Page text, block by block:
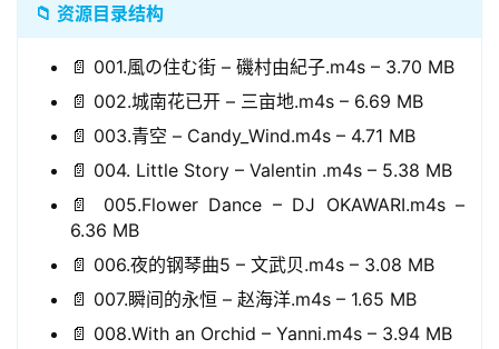
📁 资源目录结构
📄 001.風の住む街 – 磯村由紀子.m4s – 3.70 MB
📄 002.城南花已开 – 三亩地.m4s – 6.69 MB
📄 003.青空 – Candy_Wind.m4s – 4.71 MB
📄 004. Little Story – Valentin .m4s – 5.38 MB
📄 005.Flower Dance – DJ OKAWARI.m4s –
6.36 MB
📄 006.夜的钢琴曲5 – 文武贝.m4s – 3.08 MB
📄 007.瞬间的永恒 – 赵海洋.m4s – 1.65 MB
📄 008.With an Orchid – Yanni.m4s – 3.94 MB